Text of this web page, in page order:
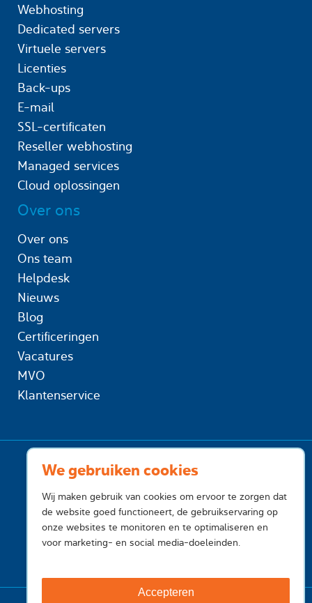
We gebruiken cookies
Wij maken gebruik van cookies om ervoor te zorgen dat
de website goed functioneert, de gebruikservaring op
onze websites te monitoren en te optimaliseren en
voor marketing- en social media-doeleinden.
Accepteren
Webhosting
Dedicated servers
Virtuele servers
Licenties
Back-ups
E-mail
SSL-certificaten
Reseller webhosting
Managed services
Cloud oplossingen
Over ons
Over ons
Ons team
Helpdesk
Nieuws
Blog
Certificeringen
Vacatures
MVO
Klantenservice